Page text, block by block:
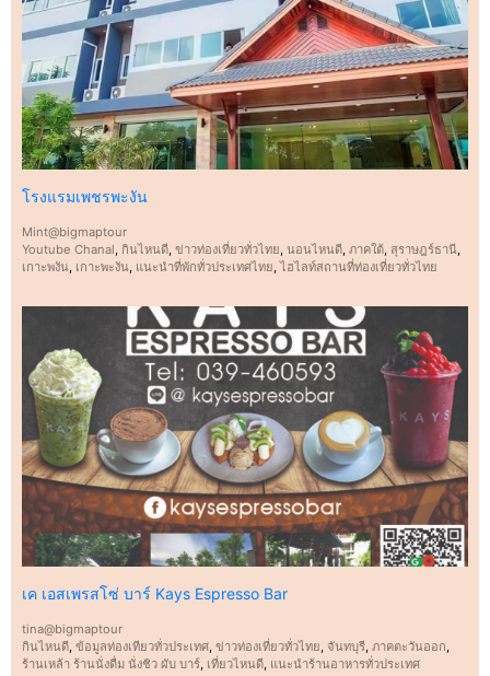
โรงแรมเพชรพะงัน
Mint@bigmaptour
Youtube Chanal, กินไหนดี, ข่าวท่องเที่ยวทั่วไทย, นอนไหนดี, ภาคใต้, สุราษฎร์ธานี,
เกาะพงัน, เกาะพะงัน, แนะนำที่พักทั่วประเทศไทย,ไฮไลท์สถานที่ท่องเที่ยวทั่วไทย
เค เอสเพรสโซ่ บาร์ Kays Espresso Bar
tina@bigmaptour
กินไหนดี, ข้อมูลท่องเทียวทั่วประเทศ, ข่าวท่องเที่ยวทั่วไทย, จันทบุรี, ภาคตะวันออก,
ร้านเหล้า ร้านนั่งดื่ม นั่งชิว ผับ บาร์, เที่ยวไหนดี, แนะนำร้านอาหารทั่วประเทศ